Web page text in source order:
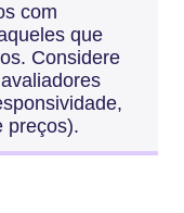
com
que
Considere
preços).